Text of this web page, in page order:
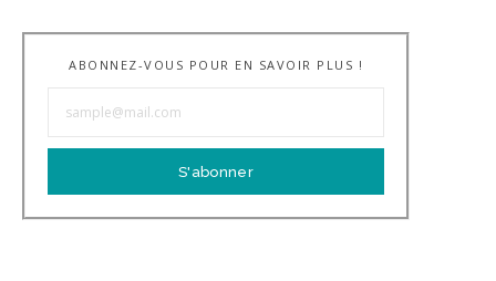
ABONNEZ-VOUS POUR EN SAVOIR PLUS !
S'abonner